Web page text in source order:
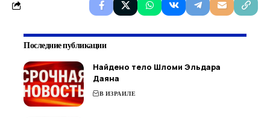
Последние публикации
Найдено тело Шломи Эльдара
Даяна
В ИЗРАИЛЕ